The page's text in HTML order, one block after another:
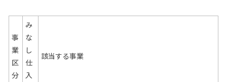
事
業
区
分
み
な
し
仕
入
該当する事業